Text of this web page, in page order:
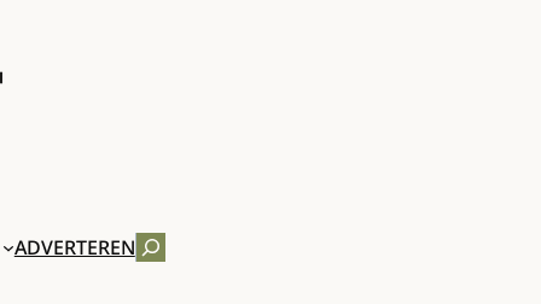
ADVERTERENZOEKEN